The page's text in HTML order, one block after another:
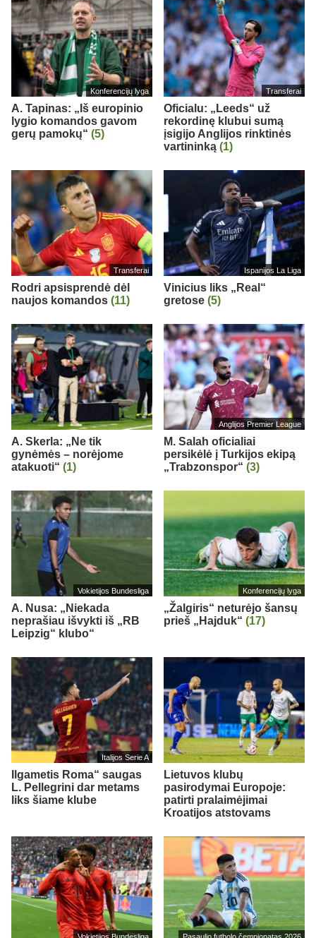
Konferencijų lyga
A. Tapinas: „Iš europinio
lygio komandos gavom
gerų pamokų“ (5)
Transferai
Oficialu: „Leeds“ už
rekordinę klubui sumą
įsigijo Anglijos rinktinės
vartininką (1)
Transferai
Rodri apsisprendė dėl
naujos komandos (11)
Ispanijos La Liga
Vinicius liks „Real“
gretose (5)
A. Skerla: „Ne tik
gynėmės – norėjome
atakuoti“ (1)
Anglijos Premier League
M. Salah oficialiai
persikėlė į Turkijos ekipą
„Trabzonspor“ (3)
Vokietijos Bundesliga
A. Nusa: „Niekada
neprašiau išvykti iš „RB
Leipzig“ klubo“
Konferencijų lyga
„Žalgiris“ neturėjo šansų
prieš „Hajduk“ (17)
Italijos Serie A
Ilgametis Roma“ saugas
L. Pellegrini dar metams
liks šiame klube
Lietuvos klubų
pasirodymai Europoje:
patirti pralaimėjimai
Kroatijos atstovams
Vokietijos Bundesliga Pasaulio futbolo čempionatas 2026